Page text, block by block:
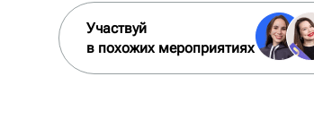
Участвуй
в похожих мероприятиях